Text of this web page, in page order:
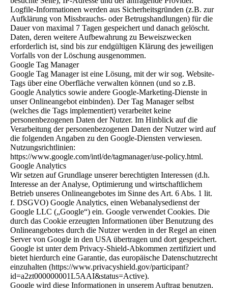
Logfile-Informationen werden aus Sicherheitsgründen (z.B. zur
Aufklärung von Missbrauchs- oder Betrugshandlungen) für die
Dauer von maximal 7 Tagen gespeichert und danach gelöscht.
Daten, deren weitere Aufbewahrung zu Beweiszwecken
erforderlich ist, sind bis zur endgültigen Klärung des jeweiligen
Vorfalls von der Löschung ausgenommen.
Google Tag Manager
Google Tag Manager ist eine Lösung, mit der wir sog. Website-
Tags über eine Oberfläche verwalten können (und so z.B.
Google Analytics sowie andere Google-Marketing-Dienste in
unser Onlineangebot einbinden). Der Tag Manager selbst
(welches die Tags implementiert) verarbeitet keine
personenbezogenen Daten der Nutzer. Im Hinblick auf die
Verarbeitung der personenbezogenen Daten der Nutzer wird auf
die folgenden Angaben zu den Google-Diensten verwiesen.
Nutzungsrichtlinien:
https://www.google.com/intl/de/tagmanager/use-policy.html.
Google Analytics
Wir setzen auf Grundlage unserer berechtigten Interessen (d.h.
Interesse an der Analyse, Optimierung und wirtschaftlichem
Betrieb unseres Onlineangebotes im Sinne des Art. 6 Abs. 1 lit.
f. DSGVO) Google Analytics, einen Webanalysedienst der
Google LLC („Google“) ein. Google verwendet Cookies. Die
durch das Cookie erzeugten Informationen über Benutzung des
Onlineangebotes durch die Nutzer werden in der Regel an einen
Server von Google in den USA übertragen und dort gespeichert.
Google ist unter dem Privacy-Shield-Abkommen zertifiziert und
bietet hierdurch eine Garantie, das europäische Datenschutzrecht
einzuhalten (https://www.privacyshield.gov/participant?
id=a2zt000000001L5AAI&status=Active).
Google wird diese Informationen in unserem Auftrag benutzen,